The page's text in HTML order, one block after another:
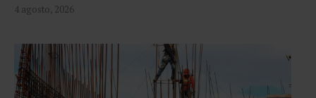
4 agosto, 2026